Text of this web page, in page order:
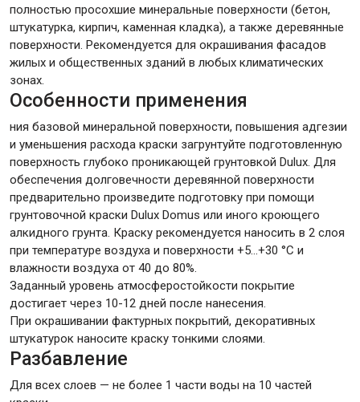
полностью просохшие минеральные поверхности (бетон,
штукатурка, кирпич, каменная кладка), а также деревянные
поверхности. Рекомендуется для окрашивания фасадов
жилых и общественных зданий в любых климатических
зонах.
Особенности применения
ния базовой минеральной поверхности, повышения адгезии
и уменьшения расхода краски загрунтуйте подготовленную
поверхность глубоко проникающей грунтовкой Dulux. Для
обеспечения долговечности деревянной поверхности
предварительно произведите подготовку при помощи
грунтовочной краски Dulux Domus или иного кроющего
алкидного грунта. Краску рекомендуется наносить в 2 слоя
при температуре воздуха и поверхности +5…+30 °С и
влажности воздуха от 40 до 80%.
Заданный уровень атмосферостойкости покрытие
достигает через 10-12 дней после нанесения.
При окрашивании фактурных покрытий, декоративных
штукатурок наносите краску тонкими слоями.
Разбавление
Для всех слоев — не более 1 части воды на 10 частей